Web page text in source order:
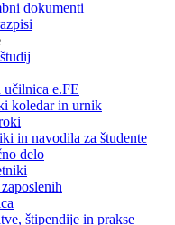
dokumenti
učilnica e.FE
koledar in urnik
in navodila za študente
delo
štipendije in prakse